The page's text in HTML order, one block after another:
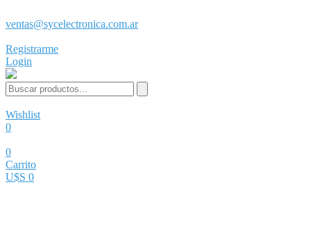
ventas@sycelectronica.com.ar
Registrarme
Login
Wishlist
0
0
Carrito
U$S 0